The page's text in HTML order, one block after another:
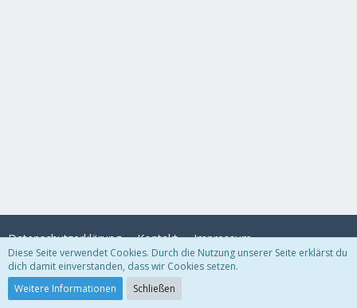
Datenschutzerklärung Kontakt Impressum
Community-Software:
Diese Seite verwendet Cookies. Durch die Nutzung unserer Seite erklärst du
dich damit einverstanden, dass wir Cookies setzen.
Weitere Informationen
Schließen